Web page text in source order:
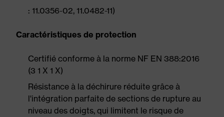
: 11.0356-02, 11.0482-11)
Caractéristiques de protection
Certifié conforme à la norme NF EN 388:2016
(3 1 X 1 X)
Résistance à la déchirure réduite grâce à
l'intégration parfaite de sections de rupture au
niveau des doigts, qui limitent le risque de